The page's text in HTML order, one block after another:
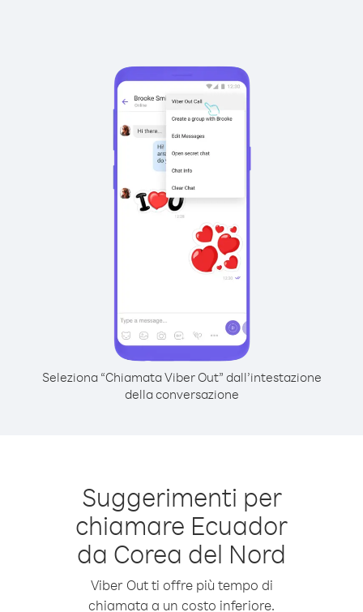
Seleziona “Chiamata Viber Out” dall’intestazione
della conversazione
Suggerimenti per
chiamare Ecuador
da Corea del Nord
Viber Out ti offre più tempo di
chiamata a un costo inferiore.